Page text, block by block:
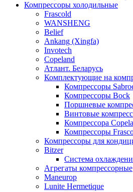
Компрессоры холодильные
Frascold
WANSHENG
Belief
Ankang (Xingfa)
Invotech
Copeland
Атлант. Беларусь
Комплектующие на
Компрессоры
Компрессоры Bock
Поршневые
Винтовые
Компрессора
Компрессоры
Компрессоры для
Bitzer
Система
Агрегаты компрессорные
Maneurop
Lunite Hermetique